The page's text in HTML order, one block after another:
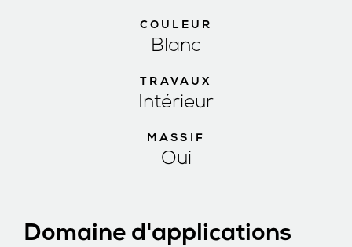
COULEUR
Blanc
TRAVAUX
Intérieur
MASSIF
Oui
Domaine d'applications